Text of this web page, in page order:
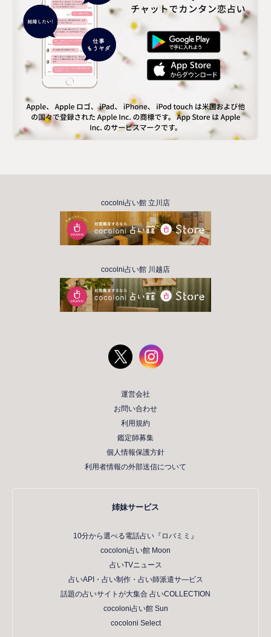
cocolni占い館 立川店
cocolni占い館 川越店
運営会社
お問い合わせ
利用規約
鑑定師募集
個人情報保護方針
利用者情報の外部送信について
姉妹サービス
10分から選べる電話占い『ロバミミ』
cocoloni占い館 Moon
占いTVニュース
占いAPI・占い制作・占い師派遣サ―ビス
話題の占いサイトが大集合 占いCOLLECTION
cocoloni占い館 Sun
cocoloni Select